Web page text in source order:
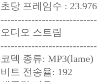
초당 프레임수 :
오디오 스트림
코덱 종류: MP3(lame)
비트 전송율: 192